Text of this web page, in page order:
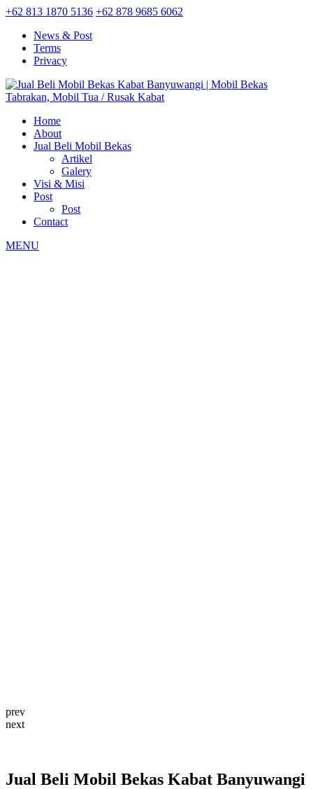
+62 813 1870 5136 +62 878 9685 6062
News & Post
Terms
Privacy
Home
About
Jual Beli Mobil Bekas
Artikel
Galery
Visi & Misi
Post
Post
Contact
MENU
prev
next
Jual Beli Mobil Bekas Kabat Banyuwangi